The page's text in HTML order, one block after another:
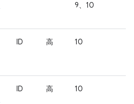
9、10
ID 高 10
ID 高 10